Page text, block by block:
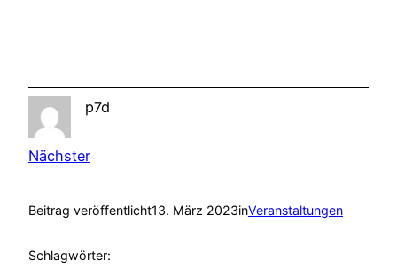
p7d
Nächster
Beitrag veröffentlicht13. März 2023inVeranstaltungen
Schlagwörter: